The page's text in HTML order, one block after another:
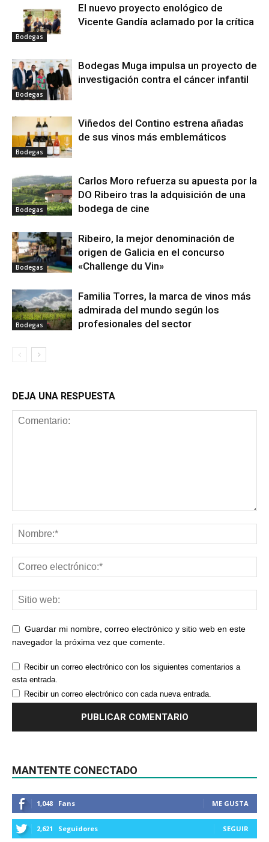
Bodegas
El nuevo proyecto enológico de
Vicente Gandía aclamado por la crítica
Bodegas
Bodegas Muga impulsa un proyecto de
investigación contra el cáncer infantil
Bodegas
Viñedos del Contino estrena añadas
de sus vinos más emblemáticos
Bodegas
Carlos Moro refuerza su apuesta por la
DO Ribeiro tras la adquisición de una
bodega de cine
Bodegas
Ribeiro, la mejor denominación de
origen de Galicia en el concurso
«Challenge du Vin»
Bodegas
Familia Torres, la marca de vinos más
admirada del mundo según los
profesionales del sector
DEJA UNA RESPUESTA
Guardar mi nombre, correo electrónico y sitio web en este
navegador la próxima vez que comente.
Recibir un correo electrónico con los siguientes comentarios a
esta entrada.
Recibir un correo electrónico con cada nueva entrada.
MANTENTE CONECTADO
1,048 Fans ME GUSTA
2,621 Seguidores SEGUIR